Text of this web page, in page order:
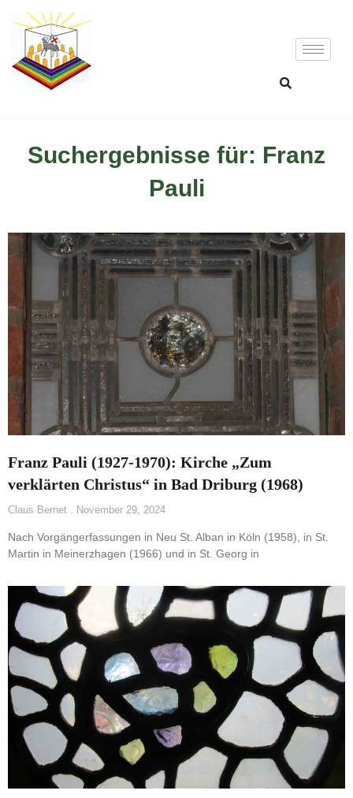
Suchergebnisse für: Franz
Pauli
Franz Pauli (1927-1970): Kirche „Zum
verklärten Christus“ in Bad Driburg (1968)
Claus Bernet November 29, 2024
Nach Vorgängerfassungen in Neu St. Alban in Köln (1958), in St.
Martin in Meinerzhagen (1966) und in St. Georg in